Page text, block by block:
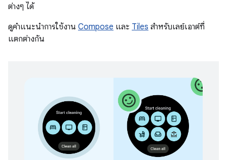
ต่างๆ ได้
ดูคำแนะนำการใช้งาน Compose และ Tiles สำหรับเลย์เอาต์ที่
แตกต่างกัน